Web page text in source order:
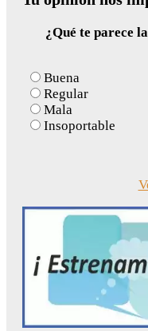
¿Qué te parece
Buena
Regular
Mala
Insoportable